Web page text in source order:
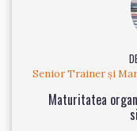
Senior Trainer și
Maturitatea